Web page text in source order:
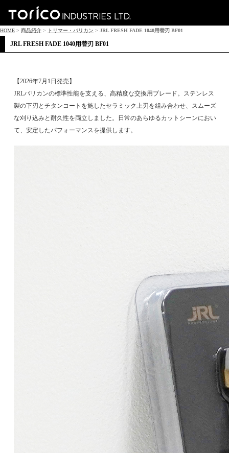
HOME > 商品紹介 > トリマー・バリカン > JRL FRESH FADE 1040用替刃 BF01
JRL FRESH FADE 1040用替刃 BF01
【2026年7月1日発売】
JRLバリカンの標準性能を支える、高精度な交換用ブレード。ステンレス
製の下刃とチタンコートを施したセラミック上刃を組み合わせ、スムーズ
な刈り込みと耐久性を両立しました。日常のあらゆるカットシーンにおい
て、安定したパフォーマンスを提供します。